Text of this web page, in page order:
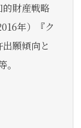
的財産戦略
年）『ク
願傾向と